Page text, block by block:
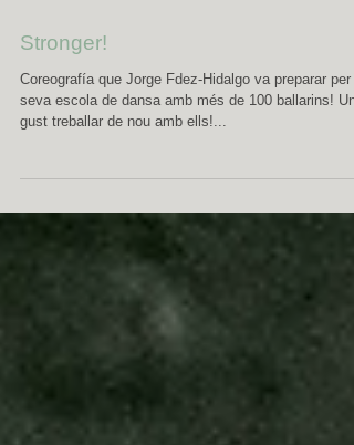
Stronger!
Coreografía que Jorge Fdez-Hidalgo va preparar per
seva escola de dansa amb més de 100 ballarins! Un
gust treballar de nou amb ells!...